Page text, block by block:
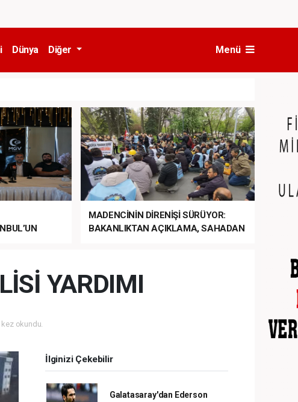
Dünya Diğer Menü
MADENCİNİN DİRENİŞİ SÜRÜYOR:
BAKANLIKTAN AÇIKLAMA, SAHADAN
YARDIMI
okundu.
İlginizi Çekebilir
Galatasaray'dan Ederson